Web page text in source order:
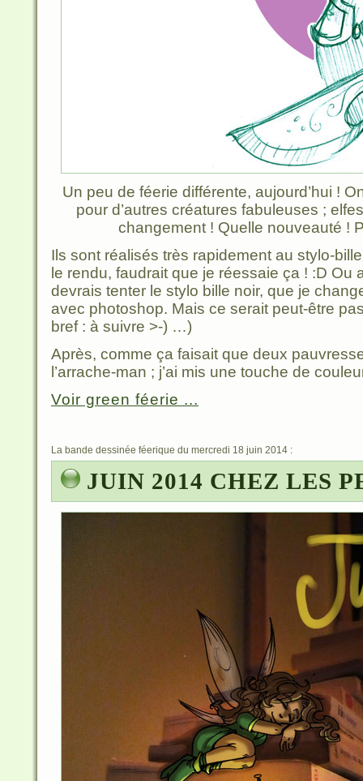
Un peu de féerie différente, aujourd’hui !
pour d’autres créatures fabuleuses ;
changement ! Quelle nouveauté !
Ils sont réalisés très rapidement au stylo-
le rendu, faudrait que je réessaie ça ! :D Ou
devrais tenter le stylo bille noir, que je
avec photoshop. Mais ce serait peut-être
bref : à suivre >-) …)
Après, comme ça faisait que deux
l’arrache-man ; j’ai mis une touche de
Voir green féerie ...
La bande dessinée féerique du mercredi 18 juin 2014 :
JUIN 2014 CHEZ LES